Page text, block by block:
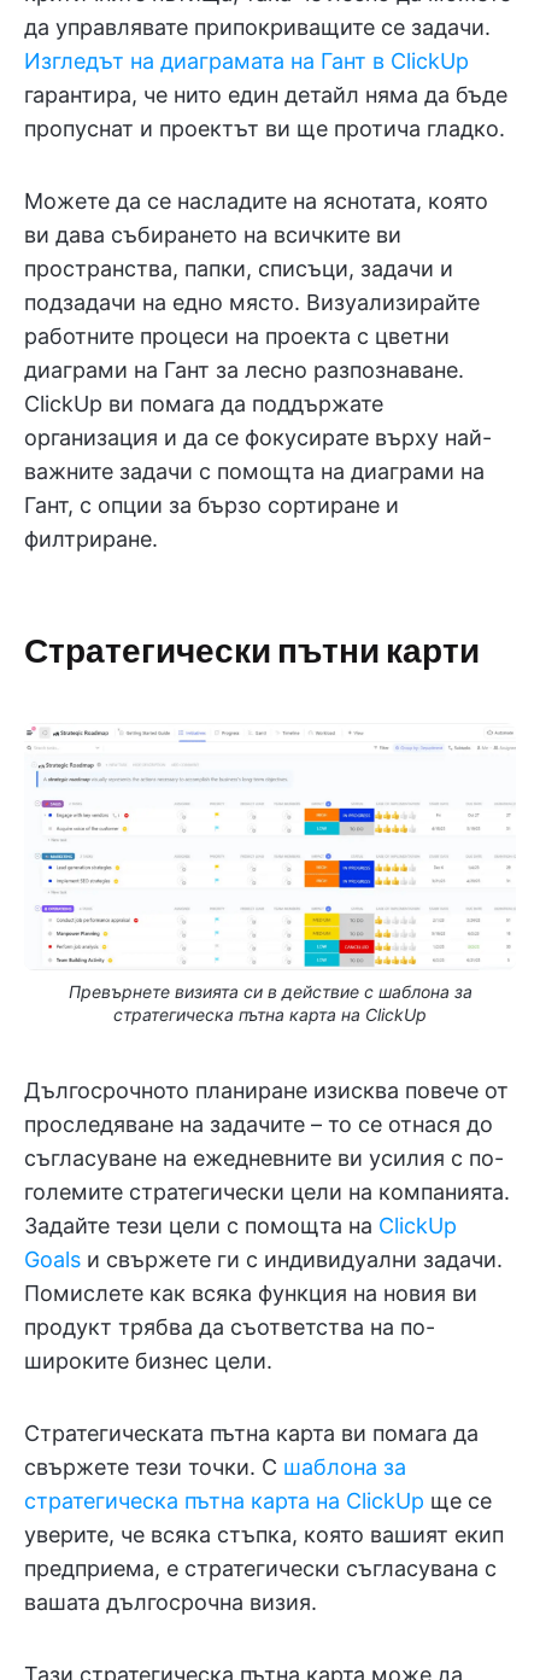
да управлявате припокриващите се задачи.
Изгледът на диаграмата на Гант в ClickUp
гарантира, че нито един детайл няма да бъде
пропуснат и проектът ви ще протича гладко.
Можете да се насладите на яснотата, която
ви дава събирането на всичките ви
пространства, папки, списъци, задачи и
подзадачи на едно място. Визуализирайте
работните процеси на проекта с цветни
диаграми на Гант за лесно разпознаване.
ClickUp ви помага да поддържате
организация и да се фокусирате върху най-
важните задачи с помощта на диаграми на
Гант, с опции за бързо сортиране и
филтриране.
Стратегически пътни карти
Превърнете визията си в действие с шаблона за
стратегическа пътна карта на ClickUp
Дългосрочното планиране изисква повече от
проследяване на задачите – то се отнася до
съгласуване на ежедневните ви усилия с по-
големите стратегически цели на компанията.
Задайте тези цели с помощта на ClickUp
Goals и свържете ги с индивидуални задачи.
Помислете как всяка функция на новия ви
продукт трябва да съответства на по-
широките бизнес цели.
Стратегическата пътна карта ви помага да
свържете тези точки. С шаблона за
стратегическа пътна карта на ClickUp ще се
уверите, че всяка стъпка, която вашият екип
предприема, е стратегически съгласувана с
вашата дългосрочна визия.
Тази стратегическа пътна карта може да